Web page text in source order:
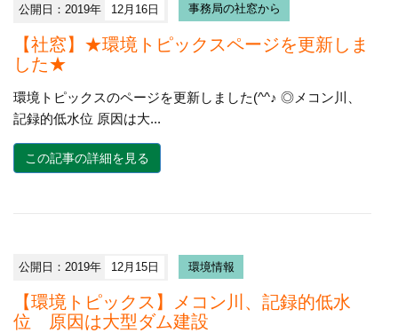
公開日：2019年 12月16日 事務局の社窓から
【社窓】★環境トピックスページを更新しま
した★
環境トピックスのページを更新しました(^^♪ ◎メコン川、
記録的低水位 原因は大...
この記事の詳細を見る
公開日：2019年 12月15日 環境情報
【環境トピックス】メコン川、記録的低水
位 原因は大型ダム建設